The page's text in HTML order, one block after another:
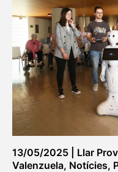
13/05/2025
Llar
Valenzuela, Notícies,